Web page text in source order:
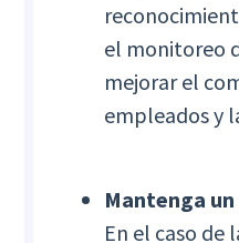
el monitoreo
mejorar el
empleados y
Mantenga
En el caso de